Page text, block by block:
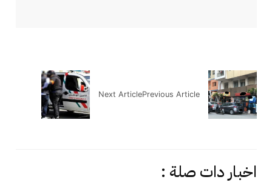
Previous Article
Next Article
اخبار دات صلة :